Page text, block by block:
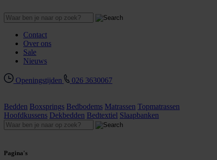
Contact
Over ons
Sale
Nieuws
Openingstijden 026 3630067
Bedden Boxsprings Bedbodems Matrassen Topmatrassen
Hoofdkussens Dekbedden Bedtextiel Slaapbanken
Pagina's